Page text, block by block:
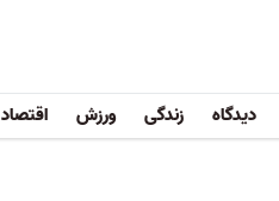
دیدگاه زندگی ورزش اقتصاد